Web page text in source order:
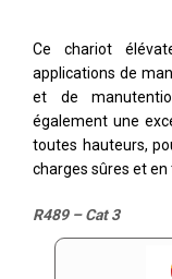
Ce chariot
applications de
et de
également une
toutes hauteurs,
charges sûres et en
R489 – Cat 3